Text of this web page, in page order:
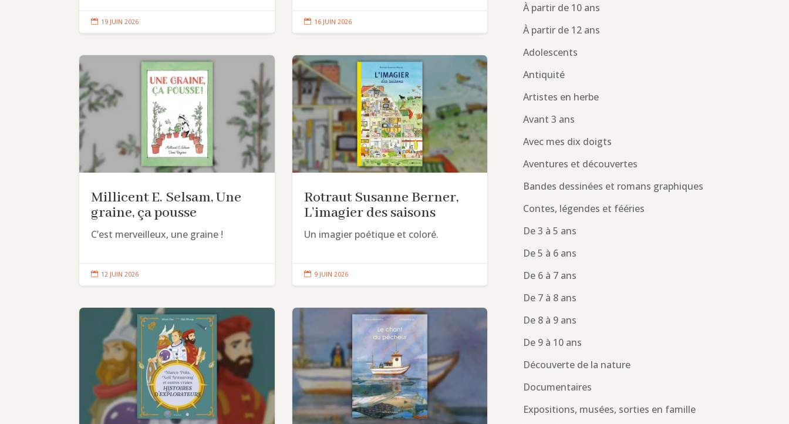
 19 JUIN 2026  16 JUIN 2026
Millicent E. Selsam, Une
graine, ça pousse
C’est merveilleux, une graine !
 12 JUIN 2026
Rotraut Susanne Berner,
L’imagier des saisons
Un imagier poétique et coloré.
 9 JUIN 2026
À partir de 10 ans
À partir de 12 ans
Adolescents
Antiquité
Artistes en herbe
Avant 3 ans
Avec mes dix doigts
Aventures et découvertes
Bandes dessinées et romans graphiques
Contes, légendes et fééries
De 3 à 5 ans
De 5 à 6 ans
De 6 à 7 ans
De 7 à 8 ans
De 8 à 9 ans
De 9 à 10 ans
Découverte de la nature
Documentaires
Expositions, musées, sorties en famille